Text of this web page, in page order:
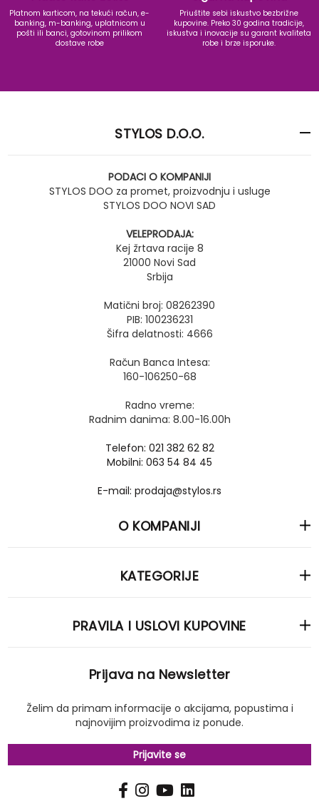
Platnom karticom, na tekući račun, e-
banking, m-banking, uplatnicom u
pošti ili banci, gotovinom prilikom
dostave robe
Priuštite sebi iskustvo bezbrižne
kupovine. Preko 30 godina tradicije,
iskustva i inovacije su garant kvaliteta
robe i brze isporuke.
STYLOS D.O.O.
PODACI O KOMPANIJI
STYLOS DOO za promet, proizvodnju i usluge
STYLOS DOO NOVI SAD
VELEPRODAJA:
Kej žrtava racije 8
21000 Novi Sad
Srbija
Matični broj: 08262390
PIB: 100236231
Šifra delatnosti: 4666
Račun Banca Intesa:
160-106250-68
Radno vreme:
Radnim danima: 8.00-16.00h
Telefon: 021 382 62 82
Mobilni: 063 54 84 45
E-mail: prodaja@stylos.rs
O KOMPANIJI
KATEGORIJE
PRAVILA I USLOVI KUPOVINE
Prijava na Newsletter
Želim da primam informacije o akcijama, popustima i
najnovijim proizvodima iz ponude.
Prijavite se